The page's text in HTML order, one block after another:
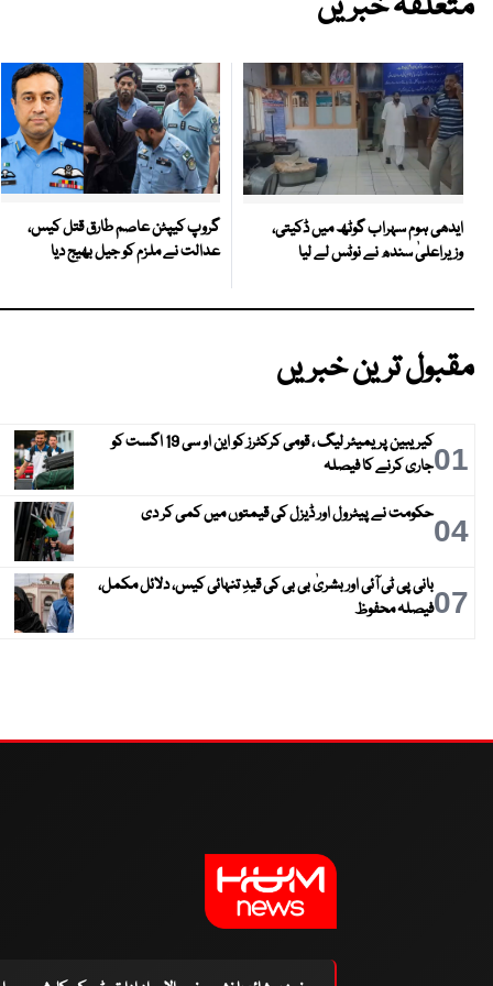
ایدھی ہوم سہراب گوٹھ میں ڈکیتی،
وزیراعلیٰ سندھ نے نوٹس لے لیا
گروپ کیپٹن عاصم طارق قتل کیس،
عدالت نے ملزم کو جیل بھیج دیا
مقبول ترین خبریں
01
کیریبین پریمیئر لیگ ، قومی کرکٹرز کو این او سی 19 اگست کو
جاری کرنے کا فیصلہ
04حکومت نے پیٹرول اور ڈیزل کی قیمتوں میں کمی کر دی
07بانی پی ٹی آئی اور بشریٰ بی بی کی قیدِ تنہائی کیس، دلائل مکمل،
فیصلہ محفوظ